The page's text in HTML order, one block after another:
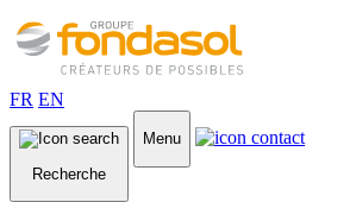
FR EN
Recherche
Menu